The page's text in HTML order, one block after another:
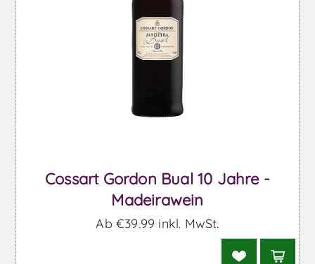
Cossart Gordon Bual 10 Jahre -
Madeirawein
Ab €39,99 inkl. MwSt.